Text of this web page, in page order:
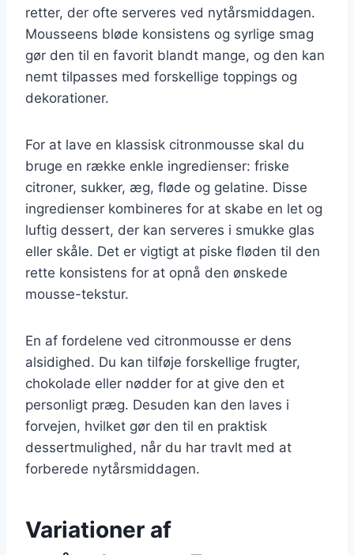
retter, der ofte serveres ved nytårsmiddagen.
Mousseens bløde konsistens og syrlige smag
gør den til en favorit blandt mange, og den kan
nemt tilpasses med forskellige toppings og
dekorationer.
For at lave en klassisk citronmousse skal du
bruge en række enkle ingredienser: friske
citroner, sukker, æg, fløde og gelatine. Disse
ingredienser kombineres for at skabe en let og
luftig dessert, der kan serveres i smukke glas
eller skåle. Det er vigtigt at piske fløden til den
rette konsistens for at opnå den ønskede
mousse-tekstur.
En af fordelene ved citronmousse er dens
alsidighed. Du kan tilføje forskellige frugter,
chokolade eller nødder for at give den et
personligt præg. Desuden kan den laves i
forvejen, hvilket gør den til en praktisk
dessertmulighed, når du har travlt med at
forberede nytårsmiddagen.
Variationer af